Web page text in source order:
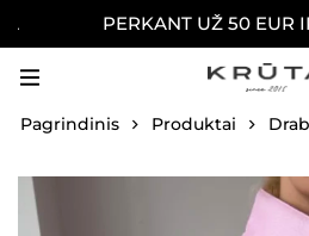
PERKANT UŽ 50 EUR IR
Pagrindinis Produktai